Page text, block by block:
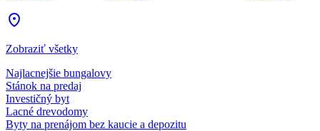
Zobraziť všetky
Najlacnejšie bungalovy
Stánok na predaj
Investičný byt
Lacné drevodomy
Byty na prenájom bez kaucie a depozitu